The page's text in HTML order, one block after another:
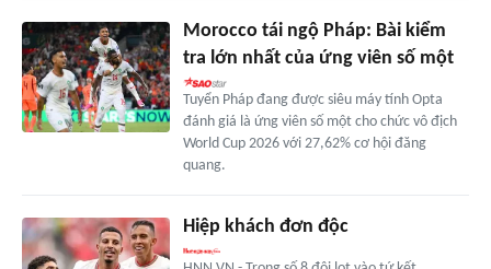
Morocco tái ngộ Pháp: Bài kiểm
tra lớn nhất của ứng viên số một
Tuyển Pháp đang được siêu máy tính Opta
đánh giá là ứng viên số một cho chức vô địch
World Cup 2026 với 27,62% cơ hội đăng
quang.
Hiệp khách đơn độc